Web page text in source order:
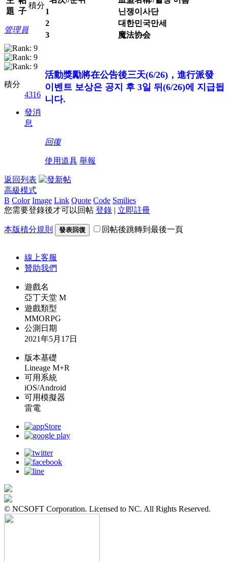
題 子
積分
管理員
積分
4316
發消
息
1
닌쟁이사단
2
대한민국만세
3
魔法协会
活動獎勵將在公告後三天(6/26)，進行派發
이벤트 보상은 공지 후 3일 뒤(6/26)에 지급됩
니다.
回復
使用道具 舉報
返回列表
高級模式
B Color Image Link Quote Code Smilies
您需要登錄後才可以回帖 登錄 | 立即註冊
本版積分規則 發表回復 回帖後跳轉到最後一頁
線上客服
贊助我們
遊戲名
亞丁天堂 M
遊戲類型
MMORPG
公測日期
2021年5月17日
版本基礎
Lineage M+R
可用系統
iOS/Android
可用模擬器
雷電
© NCSOFT Corporation. Licensed to NC. All Rights Reserved.